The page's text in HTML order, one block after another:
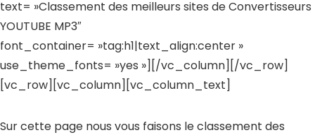
text= »Classement des meilleurs sites de Convertisseurs
YOUTUBE MP3″
font_container= »tag:h1|text_align:center »
use_theme_fonts= »yes »][/vc_column][/vc_row]
[vc_row][vc_column][vc_column_text]
Sur cette page nous vous faisons le classement des